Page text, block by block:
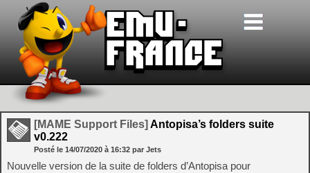
[MAME Support Files] Antopisa’s folders suite
v0.222
Posté le 14/07/2020 à 16:32 par Jets
Nouvelle version de la suite de folders d’Antopisa pour